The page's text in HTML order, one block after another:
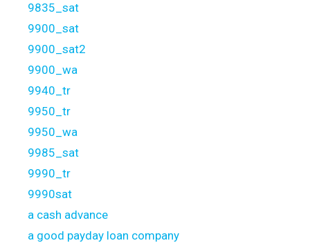
9835_sat
9900_sat
9900_sat2
9900_wa
9940_tr
9950_tr
9950_wa
9985_sat
9990_tr
9990sat
a cash advance
a good payday loan company